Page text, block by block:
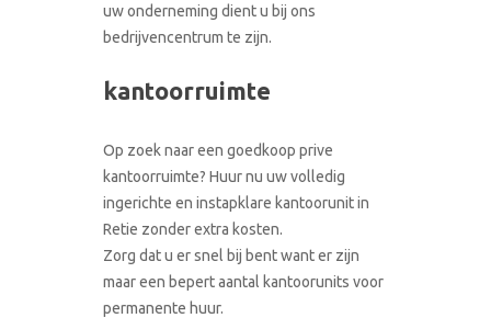
uw onderneming dient u bij ons
bedrijvencentrum te zijn.
kantoorruimte
Op zoek naar een goedkoop prive
kantoorruimte? Huur nu uw volledig
ingerichte en instapklare kantoorunit in
Retie zonder extra kosten.
Zorg dat u er snel bij bent want er zijn
maar een bepert aantal kantoorunits voor
permanente huur.